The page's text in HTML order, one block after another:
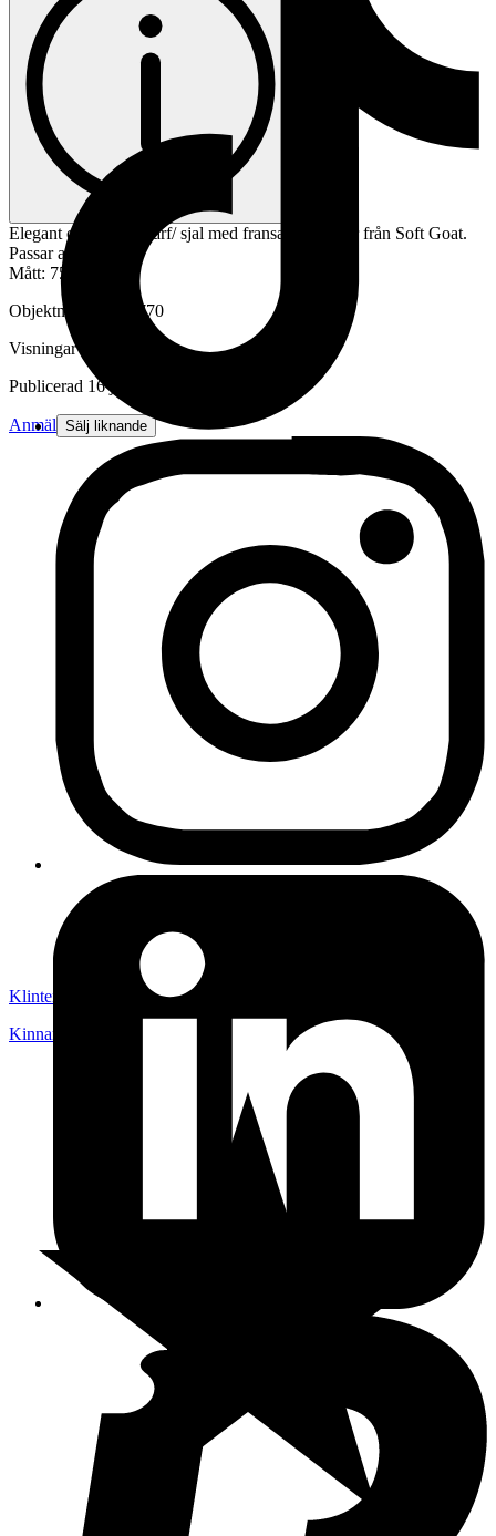
Elegant och tidlös scarf/ sjal med fransar i kashmir från Soft Goat.
Passar alla årstider!
Mått: 75x 200 cm
Objektnr
740 718 770
Visningar
Publicerad 16 jul 16:39
Anmäl Sälj liknande
Klinten109
Kinnared